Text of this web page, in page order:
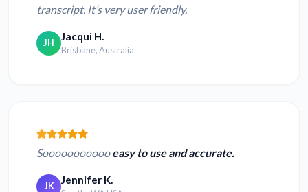
transcript. It’s very user friendly.
JH Jacqui H.
Brisbane, Australia
Soooooooooooeasy to use and accurate.
JK Jennifer K.